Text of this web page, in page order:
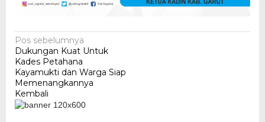
Navigasi
pos
Pos sebelumnya
Dukungan Kuat Untuk
Kades Petahana
Kayamukti dan Warga Siap
Memenangkannya
Kembali